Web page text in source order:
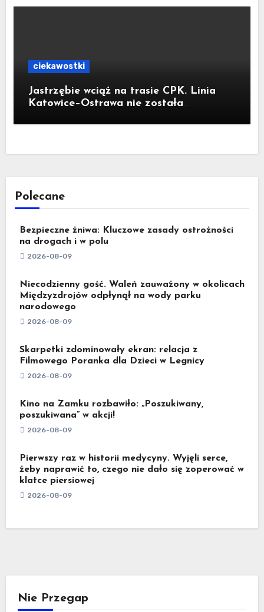
ciekawostki
Jastrzębie wciąż na trasie CPK. Linia
Katowice–Ostrawa nie została
Polecane
Bezpieczne żniwa: Kluczowe zasady ostrożności
na drogach i w polu
2026-08-09
Niecodzienny gość. Waleń zauważony w okolicach
Międzyzdrojów odpłynął na wody parku
narodowego
2026-08-09
Skarpetki zdominowały ekran: relacja z
Filmowego Poranka dla Dzieci w Legnicy
2026-08-09
Kino na Zamku rozbawiło: „Poszukiwany,
poszukiwana” w akcji!
2026-08-09
Pierwszy raz w historii medycyny. Wyjęli serce,
żeby naprawić to, czego nie dało się zoperować w
klatce piersiowej
2026-08-09
Nie Przegap